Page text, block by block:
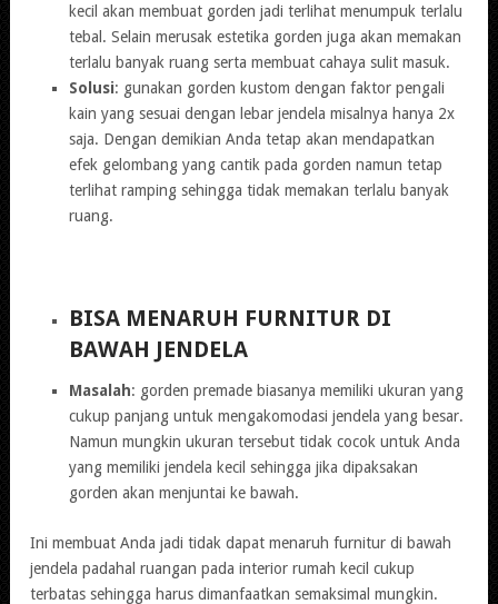
kecil akan membuat gorden jadi terlihat menumpuk terlalu
tebal. Selain merusak estetika gorden juga akan memakan
terlalu banyak ruang serta membuat cahaya sulit masuk.
Solusi: gunakan gorden kustom dengan faktor pengali
kain yang sesuai dengan lebar jendela misalnya hanya 2x
saja. Dengan demikian Anda tetap akan mendapatkan
efek gelombang yang cantik pada gorden namun tetap
terlihat ramping sehingga tidak memakan terlalu banyak
ruang.
BISA MENARUH FURNITUR DI
BAWAH JENDELA
Masalah: gorden premade biasanya memiliki ukuran yang
cukup panjang untuk mengakomodasi jendela yang besar.
Namun mungkin ukuran tersebut tidak cocok untuk Anda
yang memiliki jendela kecil sehingga jika dipaksakan
gorden akan menjuntai ke bawah.
Ini membuat Anda jadi tidak dapat menaruh furnitur di bawah
jendela padahal ruangan pada interior rumah kecil cukup
terbatas sehingga harus dimanfaatkan semaksimal mungkin.